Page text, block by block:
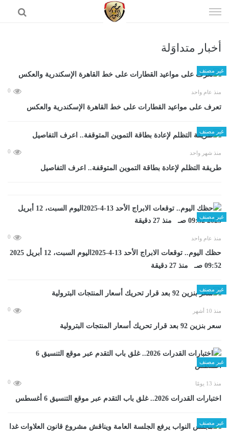
الى
أخبار متداوَلة
غير مصنف
منذ عام واحد 0
تعرف على مواعيد القطارات على خط القاهرة الإسكندرية والعكس
غير مصنف
منذ شهر واحد 0
طريقة التظلم لإعادة بطاقة التموين المتوقفة.. اعرف التفاصيل
غير مصنف
منذ عام واحد 0
حظك اليوم.. توقعات الابراج الأحد 13-4-2025اليوم السبت، 12 أبريل 2025
09:52 صـ منذ 27 دقيقة
غير مصنف
منذ 10 أشهر 0
سعر بنزين 92 بعد قرار تحريك أسعار المنتجات البترولية
غير مصنف
منذ 13 يومًا 0
اختبارات القدرات 2026.. غلق باب التقدم عبر موقع التنسيق 6 أغسطس
غير مصنف